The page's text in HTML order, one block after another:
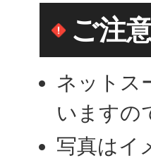
ご注
ネットス
いますの
写真はイ